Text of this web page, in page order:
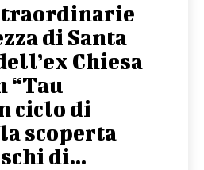
di Santa
Chiesa
“Tau
ciclo di
scoperta
di...